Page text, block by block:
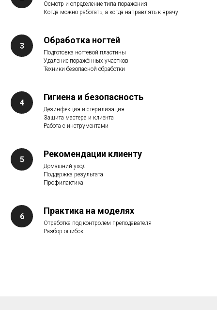
Осмотр и определение типа поражения
Когда можно работать, а когда направлять к врачу
Обработка ногтей
Подготовка ногтевой пластины
Удаление поражённых участков
Техники безопасной обработки
Гигиена и безопасность
Дезинфекция и стерилизация
Защита мастера и клиента
Работа с инструментами
Рекомендации клиенту
Домашний уход
Поддержка результата
Профилактика
Практика на моделях
Отработка под контролем преподавателя
Разбор ошибок